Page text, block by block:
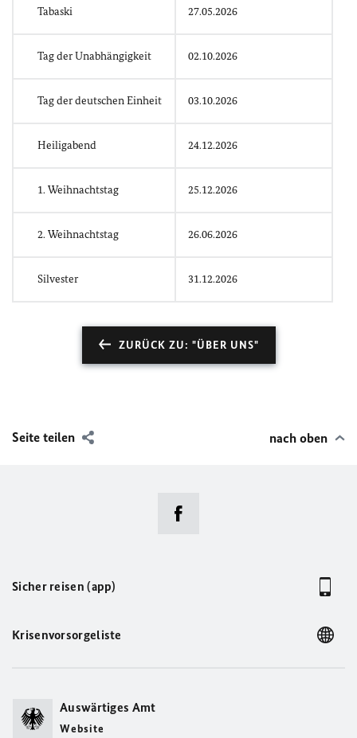
Tabaski 27.05.2026
Tag der Unabhängigkeit 02.10.2026
Tag der deutschen Einheit 03.10.2026
Heiligabend 24.12.2026
1. Weihnachtstag 25.12.2026
2. Weihnachtstag 26.06.2026
Silvester 31.12.2026
ZURÜCK ZU: "ÜBER UNS"
Seite teilen nach oben
Sicher reisen (app)
Krisenvorsorgeliste
Auswärtiges Amt
Website